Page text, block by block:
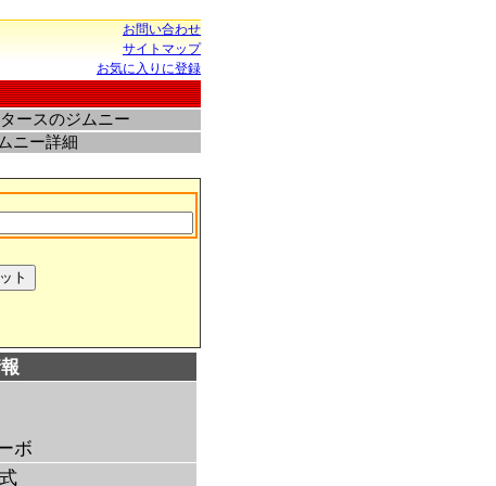
お問い合わせ
サイトマップ
お気に入りに登録
ースのジムニー
ニー詳細
ボ